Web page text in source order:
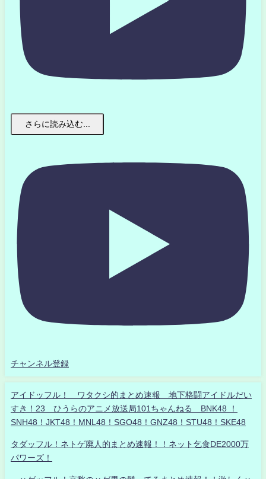
さらに読み込む...
チャンネル登録
アイドッフル！ ワタクシ的まとめ速報 地下格闘アイドルだい
すき！23 ひうらのアニメ放送局101ちゃんねる BNK48 ！
SNH48！JKT48！MNL48！SGO48！GNZ48！STU48！SKE48
タダッフル！ネトゲ廃人的まとめ速報！！ネット乞食DE2000万
パワーズ！